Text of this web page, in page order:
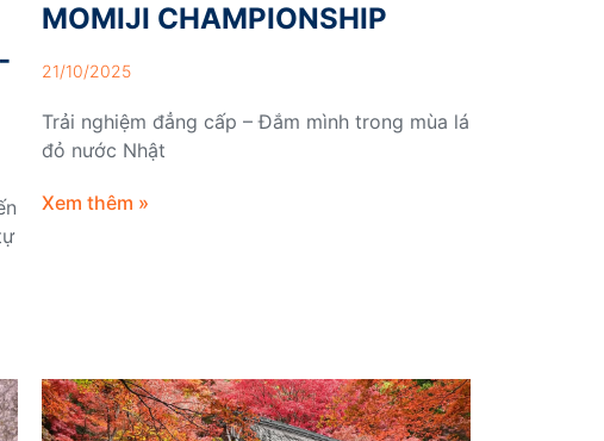
MOMIJI CHAMPIONSHIP
21/10/2025
Trải nghiệm đẳng cấp – Đắm mình trong mùa lá
đỏ nước Nhật
Xem thêm »